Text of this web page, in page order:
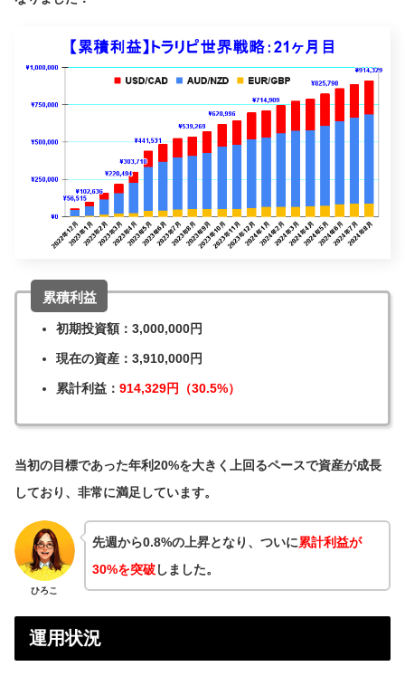
累積利益
初期投資額：3,000,000円
現在の資産：3,910,000円
累計利益： 914,329円（30.5%）
当初の目標であった年利20%を大きく上回るペースで資産が成長
しており、非常に満足しています。
ひろこ
先週から0.8%の上昇となり、ついに累計利益が
30%を突破しました。
運用状況